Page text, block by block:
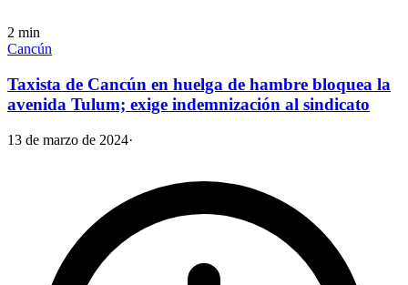
2 min
Cancún
Taxista de Cancún en huelga de hambre bloquea la
avenida Tulum; exige indemnización al sindicato
13 de marzo de 2024·